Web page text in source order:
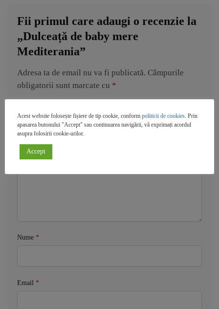
Fii primul care adaugi o recenzie la
„Dulceață de baby mere
Mediterania”
Adresa ta de email nu va fi publicată. Câmpurile
obligatorii sunt marcate cu *
Nume *
Email *
Acest website folosește fișiere de tip cookie, conform politicii de cookies. Prin
apasarea butonului "Accept" sau continuarea navigării, vă exprimați acordul
asupra folosirii cookie-urilor.
Accept